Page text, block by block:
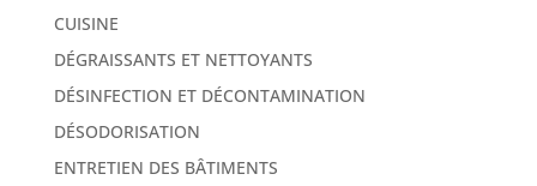
CUISINE
DÉGRAISSANTS ET NETTOYANTS
DÉSINFECTION ET DÉCONTAMINATION
DÉSODORISATION
ENTRETIEN DES BÂTIMENTS